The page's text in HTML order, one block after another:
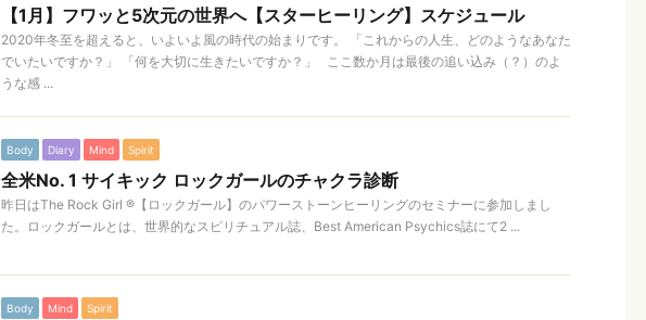
【1月】フワッと5次元の世界へ【スターヒーリング】スケジュール
2020年冬至を超えると、いよいよ風の時代の始まりです。 「これからの人生、どのようなあなた
でいたいですか？」 「何を大切に生きたいですか？」 ここ数か月は最後の追い込み（？）のよ
うな感 ...
Body Diary Mind Spirit
全米No. 1 サイキック ロックガールのチャクラ診断
昨日はThe Rock Girl ®【ロックガール】のパワーストーンヒーリングのセミナーに参加しまし
た。ロックガールとは、世界的なスピリチュアル誌、Best American Psychics誌にて2 ...
Body Mind Spirit